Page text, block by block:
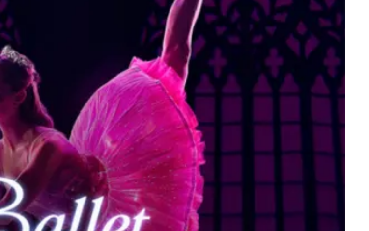
recorridos por la ciudad
conciertos
restaurantes
cine